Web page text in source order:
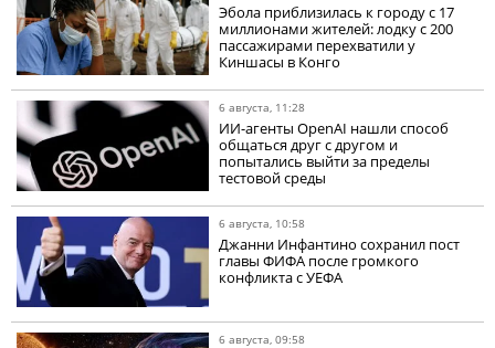
Эбола приблизилась к городу с 17
миллионами жителей: лодку с 200
пассажирами перехватили у
Киншасы в Конго
6 августа, 11:28
ИИ-агенты OpenAI нашли способ
общаться друг с другом и
попытались выйти за пределы
тестовой среды
6 августа, 10:58
Джанни Инфантино сохранил пост
главы ФИФА после громкого
конфликта с УЕФА
6 августа, 09:58